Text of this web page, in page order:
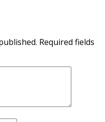
Required fields